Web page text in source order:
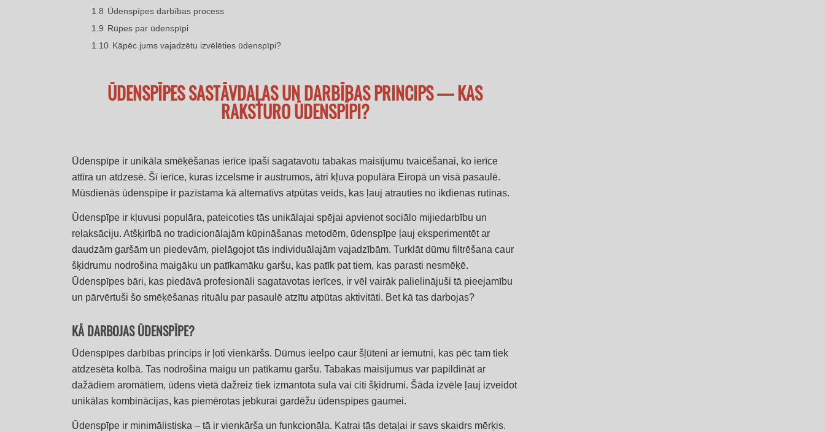
1.8 Ūdenspīpes darbības process
1.9 Rūpes par ūdenspīpi
1.10 Kāpēc jums vajadzētu izvēlēties ūdenspīpi?
ŪDENSPĪPES SASTĀVDAĻAS UN DARBĪBAS PRINCIPS — KAS
RAKSTURO ŪDENSPĪPI?
Ūdenspīpe ir unikāla smēķēšanas ierīce īpaši sagatavotu tabakas maisījumu tvaicēšanai, ko ierīce
attīra un atdzesē. Šī ierīce, kuras izcelsme ir austrumos, ātri kļuva populāra Eiropā un visā pasaulē.
Mūsdienās ūdenspīpe ir pazīstama kā alternatīvs atpūtas veids, kas ļauj atrauties no ikdienas rutīnas.
Ūdenspīpe ir kļuvusi populāra, pateicoties tās unikālajai spējai apvienot sociālo mijiedarbību un
relaksāciju. Atšķirībā no tradicionālajām kūpināšanas metodēm, ūdenspīpe ļauj eksperimentēt ar
daudzām garšām un piedevām, pielāgojot tās individuālajām vajadzībām. Turklāt dūmu filtrēšana caur
šķidrumu nodrošina maigāku un patīkamāku garšu, kas patīk pat tiem, kas parasti nesmēķē.
Ūdenspīpes bāri, kas piedāvā profesionāli sagatavotas ierīces, ir vēl vairāk palielinājuši tā pieejamību
un pārvērtuši šo smēķēšanas rituālu par pasaulē atzītu atpūtas aktivitāti. Bet kā tas darbojas?
KĀ DARBOJAS ŪDENSPĪPE?
Ūdenspīpes darbības princips ir ļoti vienkāršs. Dūmus ieelpo caur šļūteni ar iemutni, kas pēc tam tiek
atdzesēta kolbā. Tas nodrošina maigu un patīkamu garšu. Tabakas maisījumus var papildināt ar
dažādiem aromātiem, ūdens vietā dažreiz tiek izmantota sula vai citi šķidrumi. Šāda izvēle ļauj izveidot
unikālas kombinācijas, kas piemērotas jebkurai gardēžu ūdenspīpes gaumei.
Ūdenspīpe ir minimālistiska – tā ir vienkārša un funkcionāla. Katrai tās detaļai ir savs skaidrs mērķis.